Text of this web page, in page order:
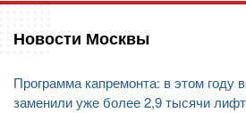
Новости Москвы
Программа капремонта: в этом году
заменили уже более 2,9 тысячи